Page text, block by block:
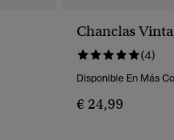
Chanclas
(4)
Disponible En Más
€ 24,99